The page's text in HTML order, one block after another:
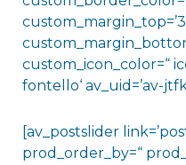
custom_icon_color=“
fontello‘ av_uid=’av-
[av_postslider
prod_order_by=“